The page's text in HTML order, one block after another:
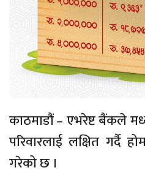
काठमाडौं – एभरेष्ट बैंकले
परिवारलाई लक्षित गर्दै
गरेको छ ।